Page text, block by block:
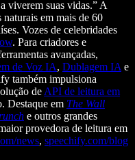
viverem suas vidas.” A
em mais de 60
Vozes de celebridades
. Para criadores e
avançadas,
de Voz IA, Dublagem IA e
também impulsiona
de API de leitura em
Destaque em The Wall
e outros grandes
provedora de leitura em
news, speechify.com/blog